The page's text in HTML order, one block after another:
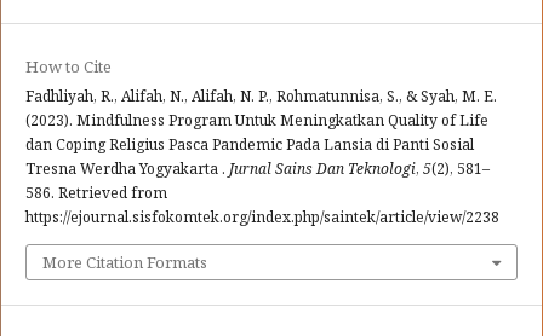
How to Cite
Fadhliyah, R., Alifah, N., Alifah, N. P., Rohmatunnisa, S., & Syah, M. E.
(2023). Mindfulness Program Untuk Meningkatkan Quality of Life
dan Coping Religius Pasca Pandemic Pada Lansia di Panti Sosial
Tresna Werdha Yogyakarta . Jurnal Sains Dan Teknologi, 5(2), 581–
586. Retrieved from
https://ejournal.sisfokomtek.org/index.php/saintek/article/view/2238
More Citation Formats